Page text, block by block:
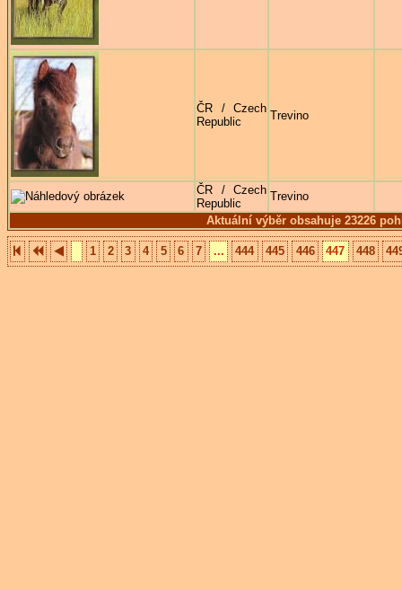
Aktuální výběr obsahuje 23226
ČR / Czech
Republic
Trevino
ČR / Czech
Republic
Trevino
1 2 3 4 5 6 7 ... 444 445 446 447 448